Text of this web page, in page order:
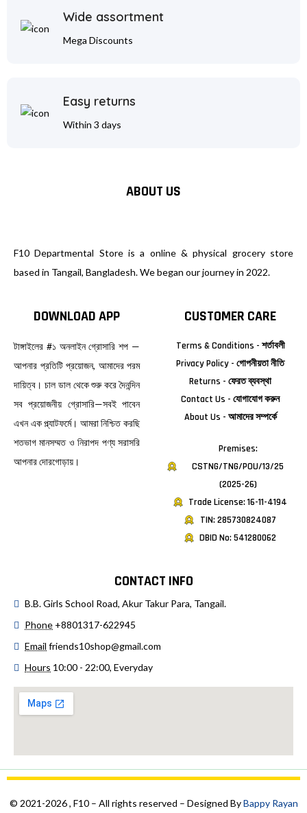
Wide assortment
Mega Discounts
Easy returns
Within 3 days
ABOUT US
F10 Departmental Store is a online & physical grocery store
based in Tangail, Bangladesh. We began our journey in 2022.
DOWNLOAD APP
টাঙ্গাইলের #১ অনলাইন গ্রোসারি শপ —
আপনার প্রতিটি প্রয়োজন, আমাদের পরম
দায়িত্ব। চাল ডাল থেকে শুরু করে দৈনন্দিন
সব প্রয়োজনীয় গ্রোসারি—সবই পাবেন
এখন এক প্ল্যাটফর্মে। আমরা নিশ্চিত করছি
শতভাগ মানসম্মত ও নিরাপদ পণ্য সরাসরি
আপনার দোরগোড়ায়।
CUSTOMER CARE
Terms & Conditions - শর্তাবলী
Privacy Policy - গোপনীয়তা নীতি
Returns - ফেরত ব্যবস্থা
Contact Us - যোগাযোগ করুন
About Us - আমাদের সম্পর্কে
Premises:
CSTNG/TNG/POU/13/25
(2025-26)
Trade License: 16-11-4194
TIN: 285730824087
DBID No: 541280062
CONTACT INFO
B.B. Girls School Road, Akur Takur Para, Tangail.
Phone +8801317-622945
Email friends10shop@gmail.com
Hours 10:00 - 22:00, Everyday
© 2021-2026 , F10 – All rights reserved – Designed ByBappy Rayan